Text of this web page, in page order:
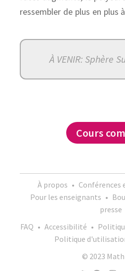
ressembler de plus en plus
À VENIR: Sphère
Cours
À propos • Conférences
Pour les enseignants •
presse
FAQ • Accessibilité •
Politique
© 2023